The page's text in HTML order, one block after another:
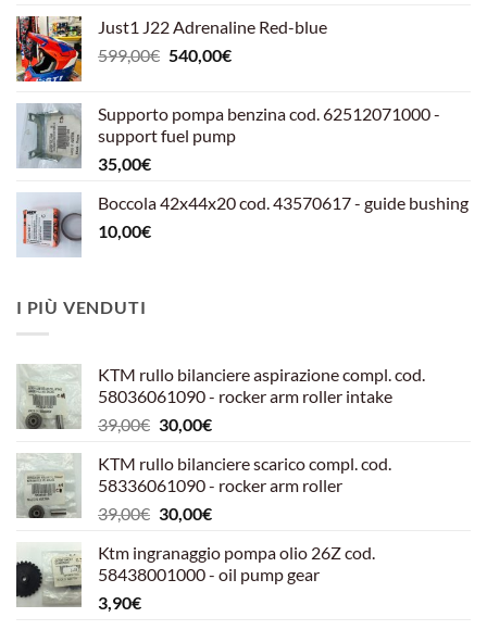
Just1 J22 Adrenaline Red-blue
599,00€ Il
era:
599,00€.
540,00€Il
è:
540,00€.
Supporto pompa benzina cod. 62512071000 -
support fuel pump
35,00€
Boccola 42x44x20 cod. 43570617 - guide bushing
10,00€
I PIÙ VENDUTI
KTM rullo bilanciere aspirazione compl. cod.
58036061090 - rocker arm roller intake
39,00€ Il
originale
era:
39,00€.
30,00€Il
attuale
è:
30,00€.
KTM rullo bilanciere scarico compl. cod.
58336061090 - rocker arm roller
39,00€ Il
originale
era:
30,00€Il
attuale
è:
Ktm ingranaggio pompa olio 26Z cod.
58438001000 - oil pump gear
3,90€